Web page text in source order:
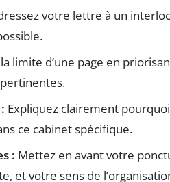
votre lettre à un
limite d’une page en
Expliquez clairement
ce cabinet spécifique.
: Mettez en avant votre
et votre sens de